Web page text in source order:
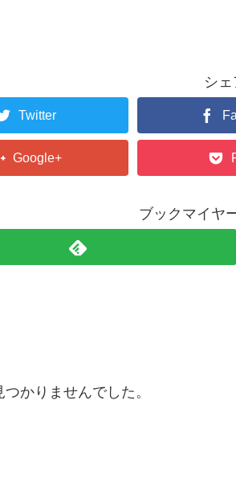
シ
Twitter
Google+
ブックマイヤ
かりませんでした。